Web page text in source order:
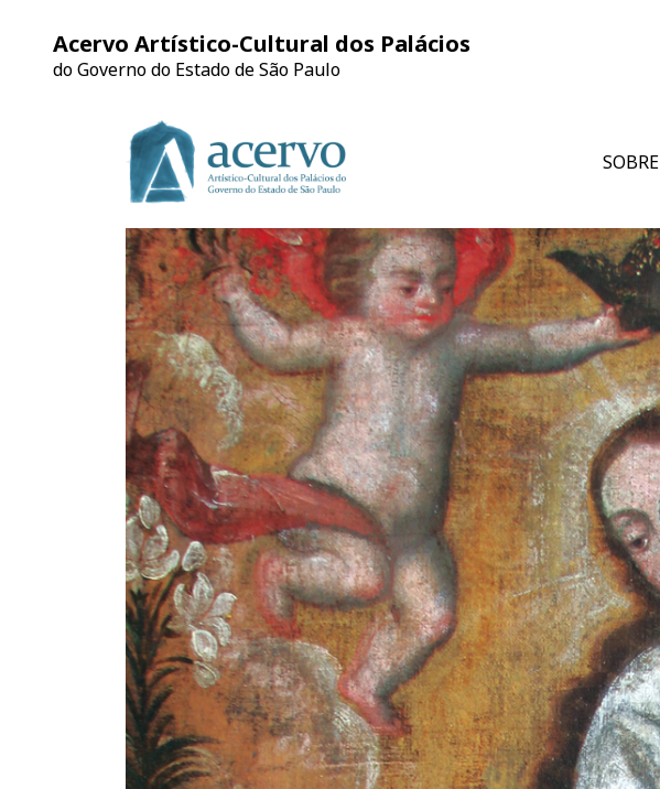
Acervo Artístico-Cultural dos Palácios
do Governo do Estado de São Paulo
SOBRE